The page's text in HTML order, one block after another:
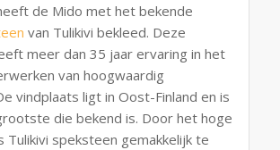
de Mido met het bekende
van Tulikivi bekleed. Deze
meer dan 35 jaar ervaring in het
van hoogwaardig
vindplaats ligt in Oost-Finland en is
die bekend is. Door het hoge
Tulikivi speksteen gemakkelijk te